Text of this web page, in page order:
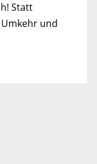
Statt
und